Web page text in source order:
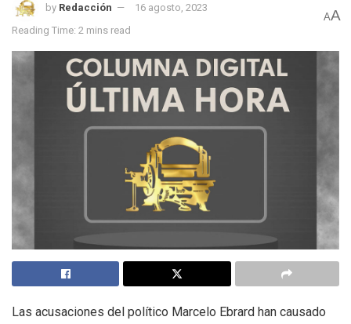
by Redacción
16 agosto, 2023
Reading Time: 2 mins read
AA
Las acusaciones del político Marcelo Ebrard han causado